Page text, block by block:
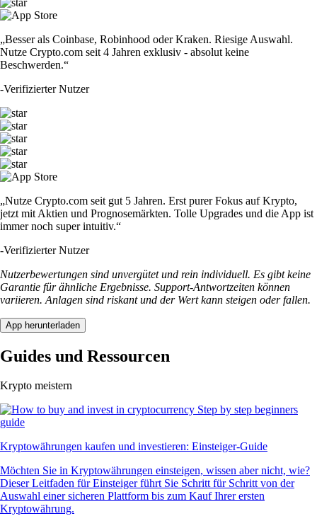
„Besser als Coinbase, Robinhood oder Kraken. Riesige Auswahl.
Nutze Crypto.com seit 4 Jahren exklusiv - absolut keine
Beschwerden.“
-Verifizierter Nutzer
„Nutze Crypto.com seit gut 5 Jahren. Erst purer Fokus auf Krypto,
jetzt mit Aktien und Prognosemärkten. Tolle Upgrades und die App ist
immer noch super intuitiv.“
-Verifizierter Nutzer
Nutzerbewertungen sind unvergütet und rein individuell. Es gibt keine
Garantie für ähnliche Ergebnisse. Support-Antwortzeiten können
variieren. Anlagen sind riskant und der Wert kann steigen oder fallen.
App herunterladen
Guides und Ressourcen
Krypto meistern
Kryptowährungen kaufen und investieren: Einsteiger-Guide
Möchten Sie in Kryptowährungen einsteigen, wissen aber nicht, wie?
Dieser Leitfaden für Einsteiger führt Sie Schritt für Schritt von der
Auswahl einer sicheren Plattform bis zum Kauf Ihrer ersten
Kryptowährung.